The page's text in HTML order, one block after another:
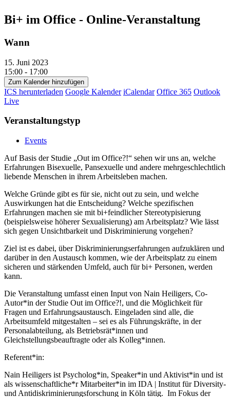
Bi+ im Office - Online-Veranstaltung
Wann
15. Juni 2023
15:00 - 17:00
Zum Kalender hinzufügen
ICS herunterladen Google Kalender iCalendar Office 365 Outlook
Live
Veranstaltungstyp
Events
Auf Basis der Studie „Out im Office?!“ sehen wir uns an, welche
Erfahrungen Bisexuelle, Pansexuelle und andere mehrgeschlechtlich
liebende Menschen in ihrem Arbeitsleben machen.
Welche Gründe gibt es für sie, nicht out zu sein, und welche
Auswirkungen hat die Entscheidung? Welche spezifischen
Erfahrungen machen sie mit bi+feindlicher Stereotypisierung
(beispielsweise höherer Sexualisierung) am Arbeitsplatz? Wie lässt
sich gegen Unsichtbarkeit und Diskriminierung vorgehen?
Ziel ist es dabei, über Diskriminierungserfahrungen aufzuklären und
darüber in den Austausch kommen, wie der Arbeitsplatz zu einem
sicheren und stärkenden Umfeld, auch für bi+ Personen, werden
kann.
Die Veranstaltung umfasst einen Input von Nain Heiligers, Co-
Autor*in der Studie Out im Office?!, und die Möglichkeit für
Fragen und Erfahrungsaustausch. Eingeladen sind alle, die
Arbeitsumfeld mitgestalten – sei es als Führungskräfte, in der
Personalabteilung, als Betriebsrät*innen und
Gleichstellungsbeauftragte oder als Kolleg*innen.
Referent*in:
Nain Heiligers ist Psycholog*in, Speaker*in und Aktivist*in und ist
als wissenschaftliche*r Mitarbeiter*in im IDA | Institut für Diversity-
und Antidiskriminierungsforschung in Köln tätig. Im Fokus der